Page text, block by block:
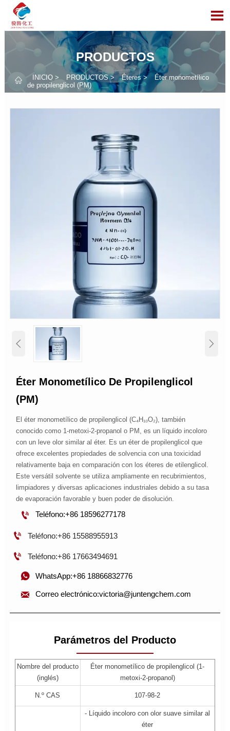

PRODUCTOS
 INICIO> PRODUCTOS> Éteres >
Éter monometílico
de propilenglicol (PM)
 
Éter Monometílico De Propilenglicol
(PM)
El éter monometílico de propilenglicol (C₄H₁₀O₂), también
conocido como 1-metoxi-2-propanol o PM, es un líquido incoloro
con un leve olor similar al éter. Es un éter de propilenglicol que
ofrece excelentes propiedades de solvencia con una toxicidad
relativamente baja en comparación con los éteres de etilenglicol.
Este versátil solvente se utiliza ampliamente en recubrimientos,
limpiadores y diversas aplicaciones industriales debido a su tasa
de evaporación favorable y buen poder de disolución.
 Teléfono:+86 18596277178
 Teléfono:+86 15588955913
 Teléfono:+86 17663494691
 WhatsApp:+86 18866832776
 Correo electrónico:victoria@juntengchem.com
Parámetros del Producto
Nombre del producto
(inglés)
Éter monometílico de propilenglicol (1-
metoxi-2-propanol)
N.º CAS 107-98-2
- Líquido incoloro con olor suave similar al
éter